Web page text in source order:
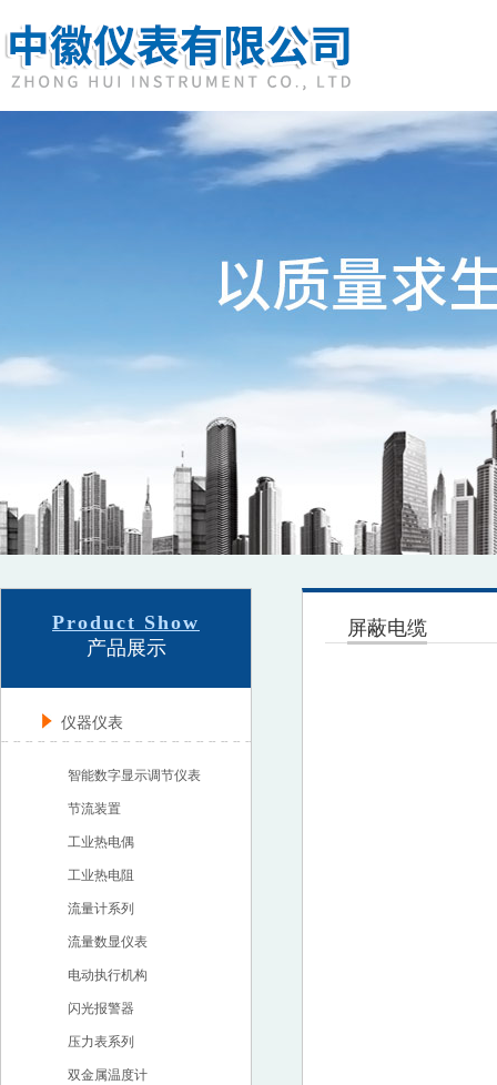
Product Show
产品展示
仪器仪表
智能数字显示调节仪表
节流装置
工业热电偶
工业热电阻
流量计系列
流量数显仪表
电动执行机构
闪光报警器
压力表系列
双金属温度计
屏蔽电缆